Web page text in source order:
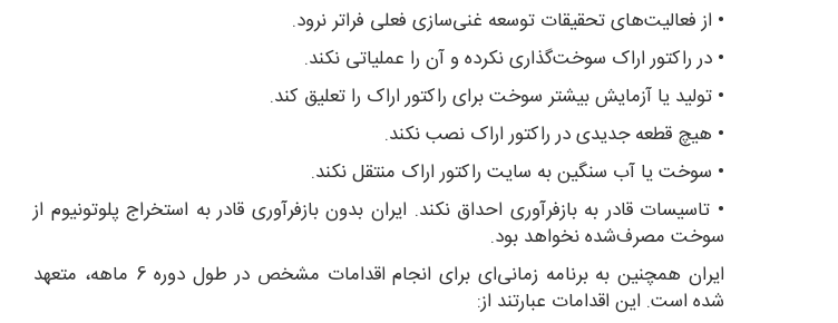
• از فعالیت‌های تحقیقات توسعه غنی‌سازی فعلی فراتر نرود.
• در راکتور اراک سوخت‌گذاری نکرده و آن را عملیاتی نکند.
• تولید یا آزمایش بیشتر سوخت برای راکتور اراک را تعلیق کند.
• هیچ قطعه جدیدی در راکتور اراک نصب نکند.
• سوخت یا آب سنگین به سایت راکتور اراک منتقل نکند.
• تاسیسات قادر به بازفرآوری احداق نکند. ایران بدون بازفرآوری قادر به استخراج پلوتونیوم از
سوخت مصرف‌شده نخواهد بود.
ایران همچنین به برنامه زمانی‌ای برای انجام اقدامات مشخص در طول دوره 6 ماهه، متعهد
شده است. این اقدامات عبارتند از: